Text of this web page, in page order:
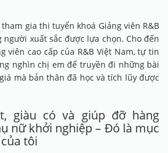
gia thi tuyển khoá Giảng viên R&B
xuất sắc được lựa chọn. Cho đến
viên cao cấp của R&B Việt Nam, tự tin
nghìn chị em để truyền đi những bài
mà bản thân đã học và tích lũy được
giàu có và giúp đỡ hàng
nữ khởi nghiệp – Đó là mục
tôi